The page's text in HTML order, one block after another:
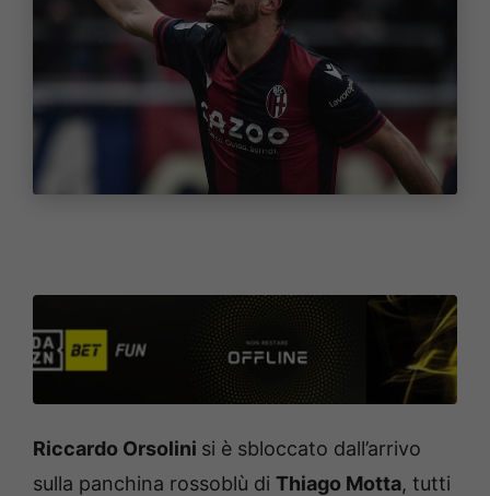
Riccardo Orsolini si è sbloccato dall’arrivo
sulla panchina rossoblù di Thiago Motta, tutti